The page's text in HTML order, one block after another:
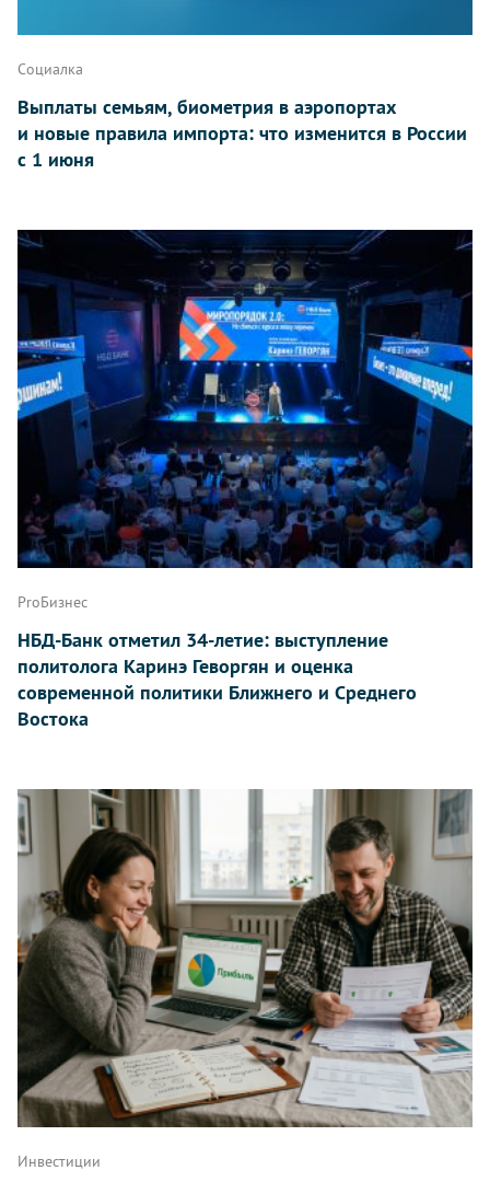
Социалка
Выплаты семьям, биометрия в аэропортах
и новые правила импорта: что изменится в России
с 1 июня
ProБизнес
НБД-Банк отметил 34-летие: выступление
политолога Каринэ Геворгян и оценка
современной политики Ближнего и Среднего
Востока
Инвестиции